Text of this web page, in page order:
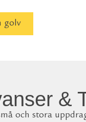
golv
&
och stora